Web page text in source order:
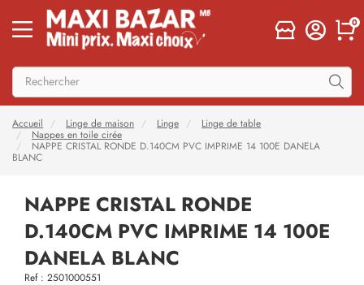
0
Accueil Linge de maison Linge
Linge de table
Nappes en toile cirée
NAPPE CRISTAL RONDE D.140CM PVC IMPRIME 14 100E DANELA
BLANC
NAPPE CRISTAL RONDE
D.140CM PVC IMPRIME 14 100E
DANELA BLANC
Ref : 2501000551